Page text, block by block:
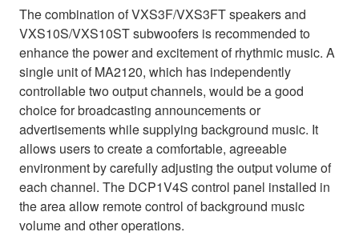
The combination of VXS3F/VXS3FT speakers and
VXS10S/VXS10ST subwoofers is recommended to
enhance the power and excitement of rhythmic music. A
single unit of MA2120, which has independently
controllable two output channels, would be a good
choice for broadcasting announcements or
advertisements while supplying background music. It
allows users to create a comfortable, agreeable
environment by carefully adjusting the output volume of
each channel. The DCP1V4S control panel installed in
the area allow remote control of background music
volume and other operations.